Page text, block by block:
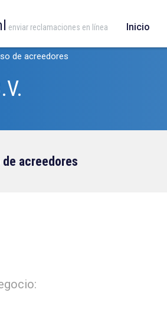
enviar reclamaciones en línea Inicio
de acreedores
acreedores